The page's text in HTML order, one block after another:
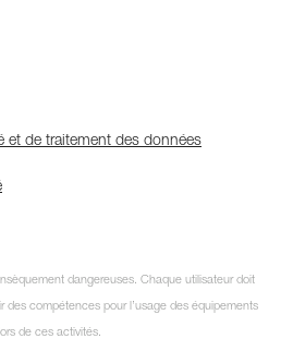
et de traitement des données
dangereuses. Chaque utilisateur doit
des compétences pour l’usage des équipements
de ces activités.